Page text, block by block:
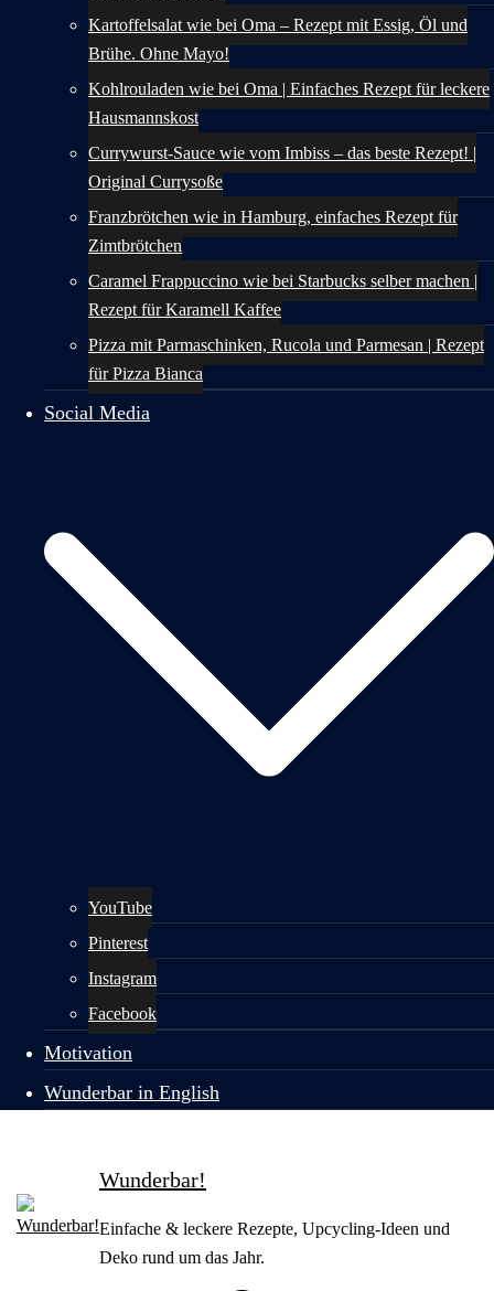
Kartoffelsalat wie bei Oma – Rezept mit Essig, Öl und
Brühe. Ohne Mayo!
Kohlrouladen wie bei Oma | Einfaches Rezept für leckere
Hausmannskost
Currywurst-Sauce wie vom Imbiss – das beste Rezept! |
Original Currysoße
Franzbrötchen wie in Hamburg, einfaches Rezept für
Zimtbrötchen
Caramel Frappuccino wie bei Starbucks selber machen |
Rezept für Karamell Kaffee
Pizza mit Parmaschinken, Rucola und Parmesan | Rezept
für Pizza Bianca
Social Media
YouTube
Pinterest
Instagram
Facebook
Motivation
Wunderbar in English
Wunderbar!
Einfache & leckere Rezepte, Upcycling-Ideen und
Deko rund um das Jahr.